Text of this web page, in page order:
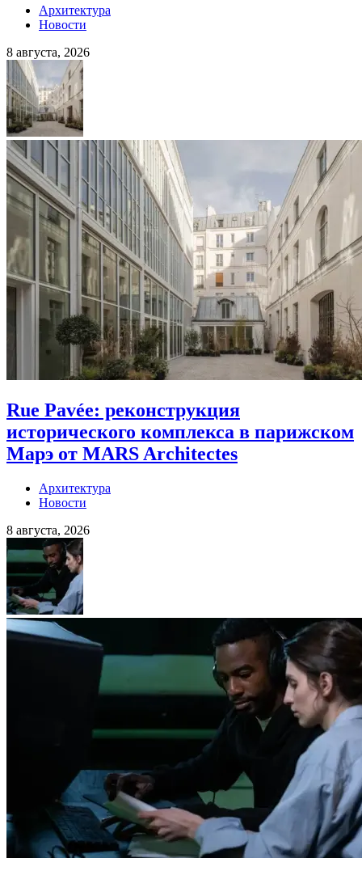
Архитектура
Новости
8 августа, 2026
Rue Pavée: реконструкция
исторического комплекса в парижском
Марэ от MARS Architectes
Архитектура
Новости
8 августа, 2026